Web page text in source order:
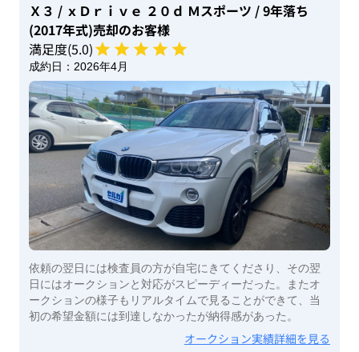
Ｘ３ / ｘＤｒｉｖｅ ２０ｄ Ｍスポーツ / 9年落ち
(2017年式)売却のお客様
満足度(5.0)
成約日： 2026年4月
依頼の翌日には検査員の方が自宅にきてくださり、その翌
日にはオークションと対応がスピーディーだった。またオ
ークションの様子もリアルタイムで見ることができて、当
初の希望金額には到達しなかったが納得感があった。
オークション実績詳細を見る